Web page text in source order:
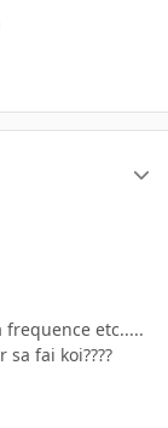
etc.....
fai koi????